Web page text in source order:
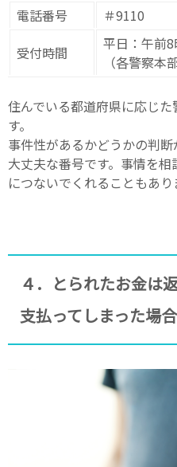
電話番号
＃9110
受付時間
平日：午前
（各警察本
住んでいる都道府県に応じ
す。
事件性があるかどうかの判
大丈夫な番号です。事情を
につないでくれることもあり
４．とられたお金は
支払ってしまった場